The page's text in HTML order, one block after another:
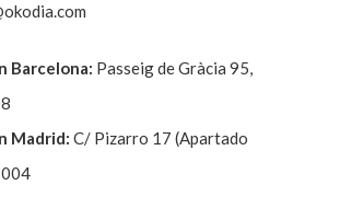
Barcelona: Passeig de Gràcia 95,
Madrid: C/ Pizarro 17 (Apartado